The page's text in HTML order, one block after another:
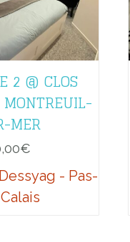
2 @ CLOS
MER
€
- Pas-